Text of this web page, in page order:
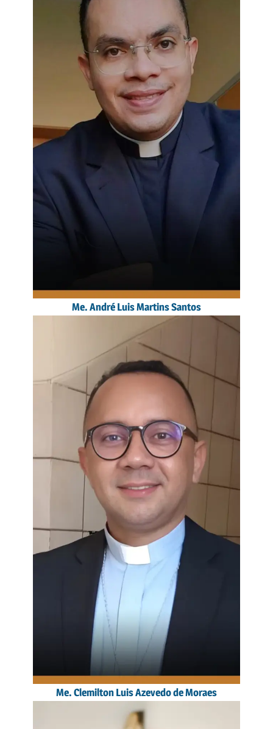
Me. André Luis Martins Santos
Me. Clemilton Luis Azevedo de Moraes